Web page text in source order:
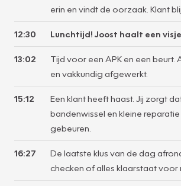
erin en vindt de oorzaak. Klant
12:30 Lunchtijd! Joost haalt een
13:02
Tijd voor een APK en een beurt.
en vakkundig afgewerkt.
15:12
Een klant heeft haast. Jij zorgt
bandenwissel en kleine
gebeuren.
16:27
De laatste klus van de dag
checken of alles klaarstaat voor